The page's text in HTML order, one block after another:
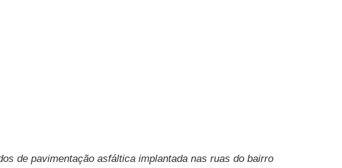
de pavimentação asfáltica implantada nas ruas do bairro